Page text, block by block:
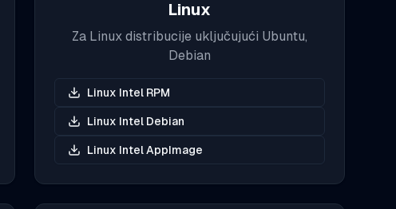
Linux
Za Linux distribucije uključujući Ubuntu,
Debian
Linux Intel RPM
Linux Intel Debian
Linux Intel AppImage